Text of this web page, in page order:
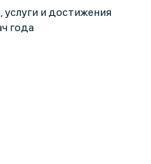
и достижения
года